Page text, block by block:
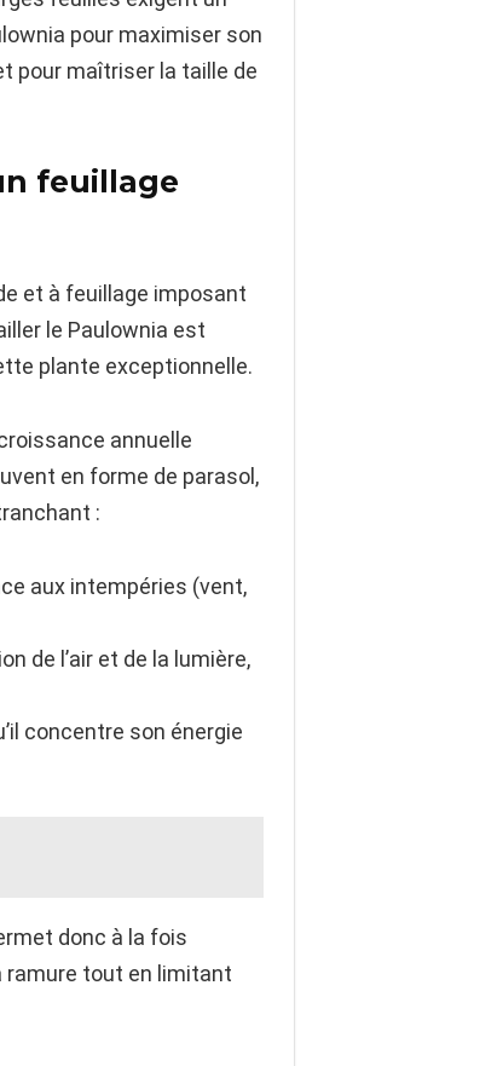
pour maximiser son
pour maîtriser la taille de
feuillage
et à feuillage imposant
le Paulownia est
plante exceptionnelle.
annuelle
en forme de parasol,
:
aux intempéries (vent,
de l’air et de la lumière,
concentre son énergie
donc à la fois
ramure tout en limitant